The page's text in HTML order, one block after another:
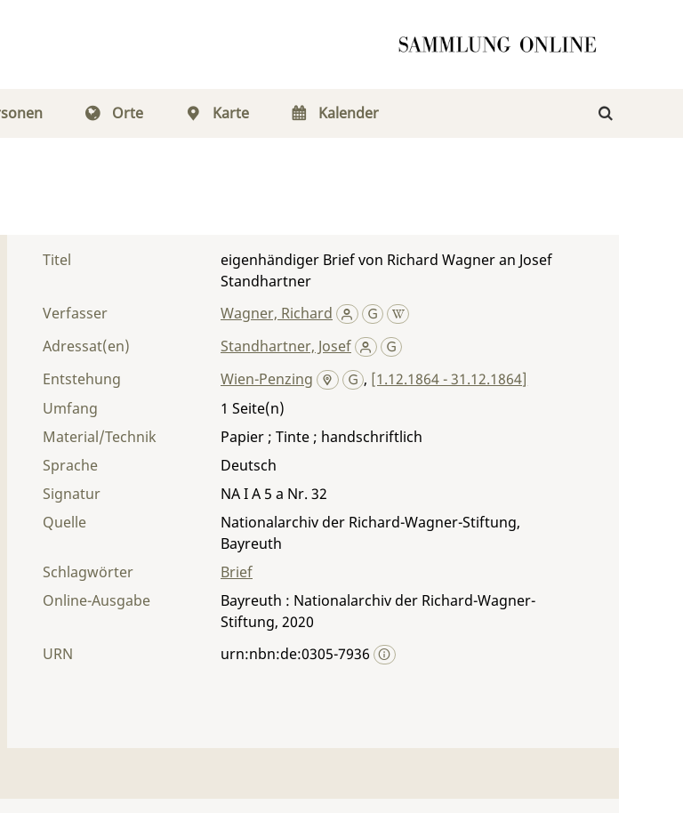
Orte Karte Kalender
Titel
eigenhändiger Brief von Richard Wagner an Josef
Standhartner
Verfasser
Wagner, Richard
Adressat(en)
Standhartner, Josef
Entstehung
Wien-Penzing , [1.12.1864 - 31.12.1864]
Umfang
1
Material/Technik
Papier ; Tinte ; handschriftlich
Sprache
Deutsch
Signatur
NA I A 5 a Nr. 32
Quelle
Nationalarchiv der Richard-Wagner-Stiftung,
Bayreuth
Schlagwörter
Brief
Online-Ausgabe
Bayreuth : Nationalarchiv der Richard-Wagner-
Stiftung, 2020
URN
urn:nbn:de:0305-7936